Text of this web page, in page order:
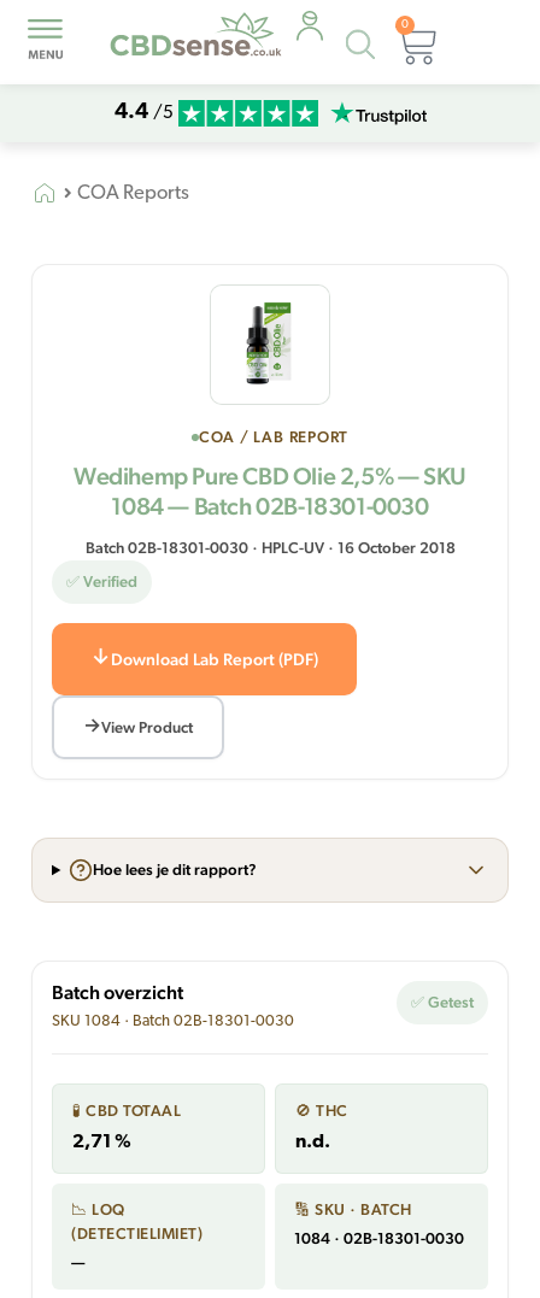
Products
search
0
Basket
4.4 /5
COA Reports
COA / LAB REPORT
Wedihemp Pure CBD Olie 2,5% — SKU
1084 — Batch 02B-18301-0030
Batch 02B-18301-0030 · HPLC-UV · 16 October 2018
✅ Verified
Download Lab Report (PDF)
View Product
Hoe lees je dit rapport?
Batch overzicht
SKU 1084 · Batch 02B-18301-0030
✅ Getest
🧪 CBD TOTAAL
2,71 %
🚫 THC
n.d.
📉 LOQ
(DETECTIELIMIET)
—
🔢 SKU · BATCH
1084 · 02B-18301-0030